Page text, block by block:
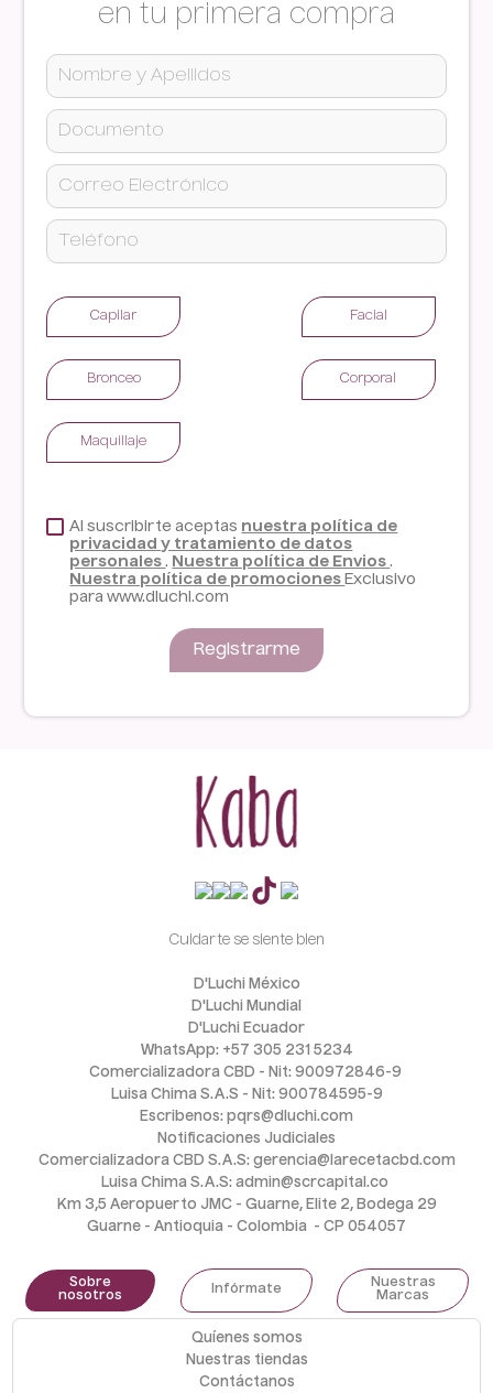
en tu primera compra
Capilar Facial
Bronceo Corporal
Maquillaje
Al suscribirte aceptas nuestra política de
privacidad y tratamiento de datos
personales. Nuestra política de Envios.
Nuestra política de promociones Exclusivo
para www.dluchi.com
Registrarme
Cuidarte se siente bien
D'Luchi México
D'Luchi Mundial
D'Luchi Ecuador
WhatsApp: +57 305 231 5234
Comercializadora CBD - Nit: 900972846-9
Luisa Chima S.A.S - Nit: 900784595-9
Escribenos: pqrs@dluchi.com
Notificaciones Judiciales
Comercializadora CBD S.A.S: gerencia@larecetacbd.com
Luisa Chima S.A.S: admin@scrcapital.co
Km 3,5 Aeropuerto JMC - Guarne, Elite 2, Bodega 29
Guarne - Antioquia - Colombia  - CP 054057
Sobre
nosotros
Infórmate
Nuestras
Marcas
Quíenes somos
Nuestras tiendas
Contáctanos